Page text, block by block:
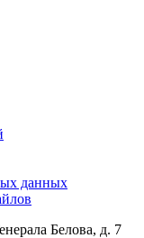
данных
Белова, д. 7